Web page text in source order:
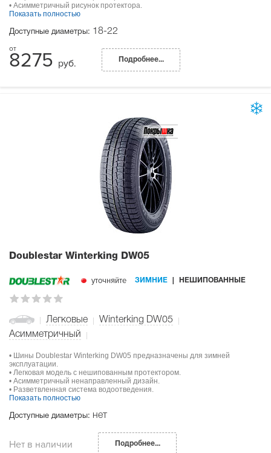
• Асимметричный рисунок протектора.
Показать полностью
Доступные диаметры: 18-22
8275 руб. Подробнее...
Doublestar Winterking DW05
уточняйте ЗИМНИЕ НЕШИПОВАННЫЕ
Легковые
Winterking DW05
Асимметричный
• Шины Doublestar Winterking DW05 предназначены для зимней
эксплуатации.
• Легковая модель с нешипованным протектором.
• Асимметричный ненаправленный дизайн.
• Разветвленная система водоотведения.
Показать полностью
Доступные диаметры: нет
Нет в наличии Подробнее...